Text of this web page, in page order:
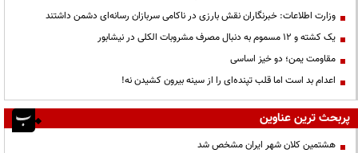
وزارت اطلاعات: خبرنگاران نقش بارزی در ناکامی سربازان رسانه‌ای دشمن داشتند
یک کشته و ۱۲ مسموم به دنبال مصرف مشروبات الکلی در نیشابور
مقاومت یمن؛ دو خیز اساسی
اعدام بد است اما قلب تپنده‌ای را از سینه بیرون کشیدن نه!
پربحث ترین عناوین
هشتمین کلان شهر ایران مشخص شد